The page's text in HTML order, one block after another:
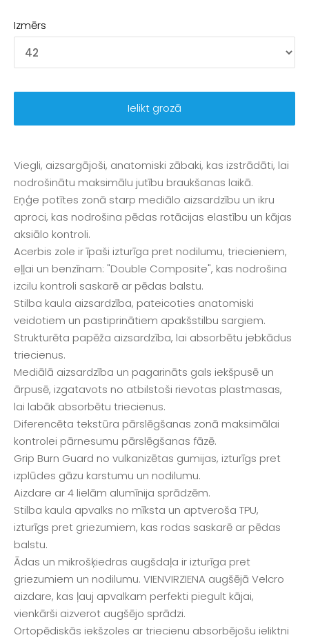
Izmērs
Ielikt grozā
Viegli, aizsargājoši, anatomiski zābaki, kas izstrādāti, lai
nodrošinātu maksimālu jutību braukšanas laikā.
Eņģe potītes zonā starp mediālo aizsardzību un ikru
aproci, kas nodrošina pēdas rotācijas elastību un kājas
aksiālo kontroli.
Acerbis zole ir īpaši izturīga pret nodilumu, triecieniem,
eļļai un benzīnam: "Double Composite", kas nodrošina
izcilu kontroli saskarē ar pēdas balstu.
Stilba kaula aizsardzība, pateicoties anatomiski
veidotiem un pastiprinātiem apakšstilbu sargiem.
Strukturēta papēža aizsardzība, lai absorbētu jebkādus
triecienus.
Mediālā aizsardzība un pagarināts gals iekšpusē un
ārpusē, izgatavots no atbilstoši rievotas plastmasas,
lai labāk absorbētu triecienus.
Diferencēta tekstūra pārslēgšanas zonā maksimālai
kontrolei pārnesumu pārslēgšanas fāzē.
Grip Burn Guard no vulkanizētas gumijas, izturīgs pret
izplūdes gāzu karstumu un nodilumu.
Aizdare ar 4 lielām alumīnija sprādzēm.
Stilba kaula apvalks no mīksta un aptveroša TPU,
izturīgs pret griezumiem, kas rodas saskarē ar pēdas
balstu.
Ādas un mikrošķiedras augšdaļa ir izturīga pret
griezumiem un nodilumu. VIENVIRZIENA augšējā Velcro
aizdare, kas ļauj apvalkam perfekti piegult kājai,
vienkārši aizverot augšējo sprādzi.
Ortopēdiskās iekšzoles ar triecienu absorbējošu ieliktni